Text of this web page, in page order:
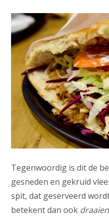
Tegenwoordig is dit de
gesneden en gekruid
spit, dat geserveerd
betekent dan ook draaien